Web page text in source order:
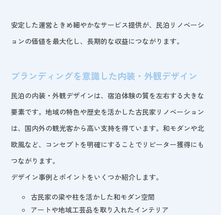
安定した運営ときめ細やかなサービス提供が、民泊リノベーシ
ョンの価値を最大化し、長期的な収益につながります。
ブランディングを意識した内装・外観デザイン
民泊の内装・外観デザインは、宿泊体験の質を左右する大きな
要素です。地域の特色や歴史を活かした古民家リノベーション
は、国内外の観光客から高い支持を得ています。和モダンや北
欧風など、コンセプトを明確にすることでリピーター獲得にも
つながります。
デザイン事例とポイントをいくつか紹介します。
古民家の梁や柱を活かした和モダン空間
アートや地域工芸品を取り入れたインテリア